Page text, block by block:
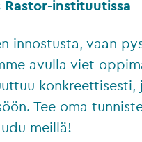
instituutissa
innostusta, vaan
avulla viet
konkreettisesti,
Tee oma
meillä!